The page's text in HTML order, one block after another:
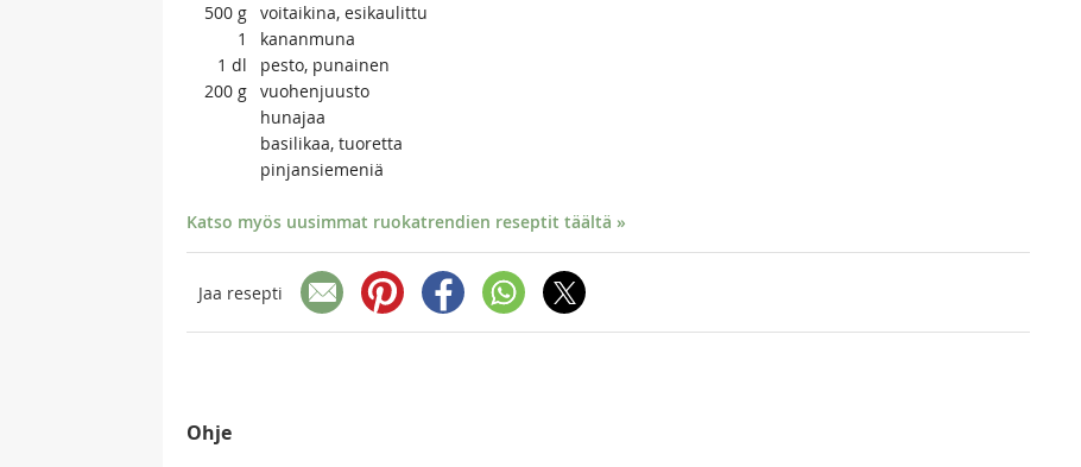
500 g voitaikina, esikaulittu
1
kananmuna
1 dl
pesto, punainen
200 g vuohenjuusto
hunajaa
basilikaa, tuoretta
pinjansiemeniä
Katso myös uusimmat ruokatrendien reseptit täältä »
Jaa resepti
Ohje